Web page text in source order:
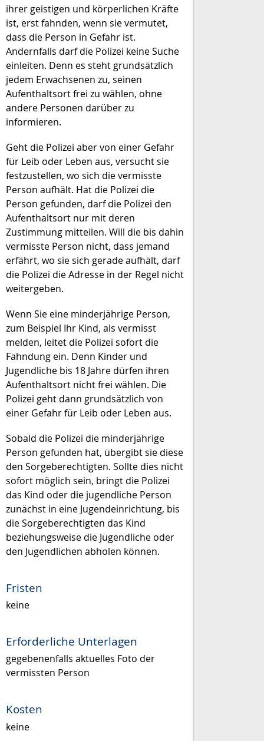
ihrer geistigen und körperlichen Kräfte
ist, erst fahnden, wenn sie vermutet,
dass die Person in Gefahr ist.
Andernfalls darf die Polizei keine Suche
einleiten. Denn es steht grundsätzlich
jedem Erwachsenen zu, seinen
Aufenthaltsort frei zu wählen, ohne
andere Personen darüber zu
informieren.
Geht die Polizei aber von einer Gefahr
für Leib oder Leben aus, versucht sie
festzustellen, wo sich die vermisste
Person aufhält. Hat die Polizei die
Person gefunden, darf die Polizei den
Aufenthaltsort nur mit deren
Zustimmung mitteilen. Will die bis dahin
vermisste Person nicht, dass jemand
erfährt, wo sie sich gerade aufhält, darf
die Polizei die Adresse in der Regel nicht
weitergeben.
Wenn Sie eine minderjährige Person,
zum Beispiel Ihr Kind, als vermisst
melden, leitet die Polizei sofort die
Fahndung ein. Denn Kinder und
Jugendliche bis 18 Jahre dürfen ihren
Aufenthaltsort nicht frei wählen. Die
Polizei geht dann grundsätzlich von
einer Gefahr für Leib oder Leben aus.
Sobald die Polizei die minderjährige
Person gefunden hat, übergibt sie diese
den Sorgeberechtigten. Sollte dies nicht
sofort möglich sein, bringt die Polizei
das Kind oder die jugendliche Person
zunächst in eine Jugendeinrichtung, bis
die Sorgeberechtigten das Kind
beziehungsweise die Jugendliche oder
den Jugendlichen abholen können.
Fristen
keine
Erforderliche Unterlagen
gegebenenfalls aktuelles Foto der
vermissten Person
Kosten
keine